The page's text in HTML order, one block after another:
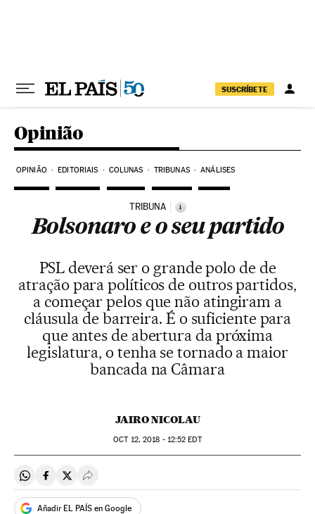
SUSCRÍBETE
Opinião
OPINIÃO EDITORIAIS COLUNAS TRIBUNAS ANÁLISES
TRIBUNA i
Bolsonaro e o seu partido
PSL deverá ser o grande polo de de
atração para políticos de outros partidos,
a começar pelos que não atingiram a
cláusula de barreira. É o suficiente para
que antes de abertura da próxima
legislatura, o tenha se tornado a maior
bancada na Câmara
JAIRO NICOLAU
OCT12, 2018 - 12:52 EDT
Compartir en Whatsapp
Compartir en Facebook
Compartir en Twitter
Desplegar Redes Sociales
Añadir EL PAÍS en Google